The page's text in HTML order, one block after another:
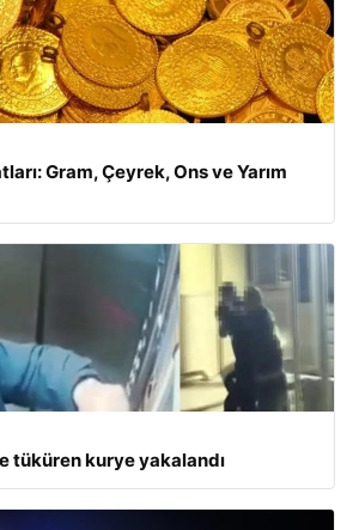
Gram, Çeyrek, Ons ve Yarım
tüküren kurye yakalandı